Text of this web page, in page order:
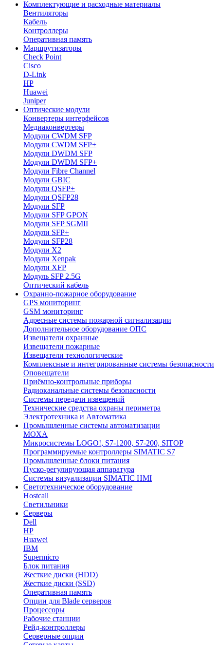
Комплектующие и расходные материалы
Вентиляторы
Кабель
Контроллеры
Оперативная память
Маршрутизаторы
Check Point
Cisco
D-Link
HP
Huawei
Juniper
Оптические модули
Конвертеры интерфейсов
Медиаконвертеры
Модули CWDM SFP
Модули CWDM SFP+
Модули DWDM SFP
Модули DWDM SFP+
Модули Fibre Channel
Модули GBIC
Модули QSFP+
Модули QSFP28
Модули SFP
Модули SFP GPON
Модули SFP SGMII
Модули SFP+
Модули SFP28
Модули X2
Модули Xenpak
Модули XFP
Модуль SFP 2.5G
Оптический кабель
Охранно-пожарное оборудование
GPS мониторинг
GSM мониторинг
Адресные системы пожарной сигнализации
Дополнительное оборудование ОПС
Извещатели охранные
Извещатели пожарные
Извещатели технологические
Комплексные и интегрированные системы безопасноcти
Оповещатели
Приёмно-контрольные приборы
Радиоканальные системы безопасности
Системы передачи извещений
Технические средства охраны периметра
Электротехника и Автоматика
Промышленные системы автоматизации
MOXA
Микросистемы LOGO!, S7-1200, S7-200, SITOP
Программируемые контроллеры SIMATIC S7
Промышленные блоки питания
Пуско-регулирующая аппаратура
Системы визуализации SIMATIC HMI
Светотехническое оборудование
Hostcall
Светильники
Серверы
Dell
HP
Huawei
IBM
Supermicro
Блок питания
Жесткие диски (HDD)
Жесткие диски (SSD)
Оперативная память
Опции для Blade серверов
Процессоры
Рабочие станции
Рейд-контроллеры
Серверные опции